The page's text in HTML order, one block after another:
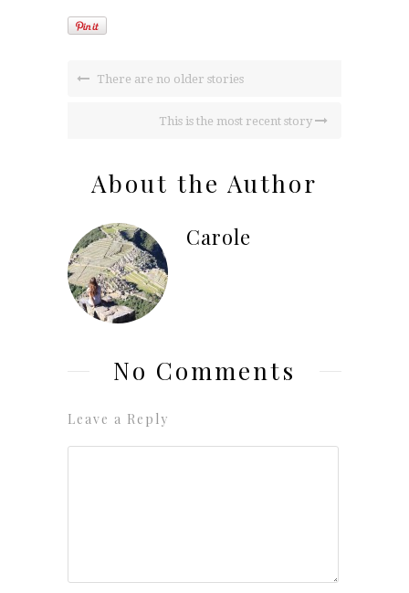
There are no older stories
This is the most recent story
About the Author
Carole
No Comments
Leave a Reply